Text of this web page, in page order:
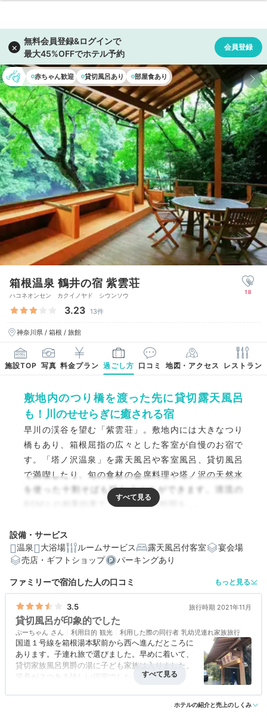
赤ちゃん歓迎 貸切風呂あり 部屋食あり
箱根温泉 鶴井の宿 紫雲荘
ハコネオンセン カクイノヤド シウンソウ
3.23 13件
神奈川県 / 箱根 / 旅館
18
施設TOP 写真 料金プラン 過ごし方 口コミ 地図・アクセス レストラン
敷地内のつり橋を渡った先に貸切露天風呂
も！川のせせらぎに癒される宿
早川の渓谷を望む「紫雲荘」。敷地内には大きなつり
橋もあり、箱根屈指の広々とした客室が自慢のお宿で
す。「塔ノ沢温泉」を露天風呂や客室風呂、貸切風呂
で満喫したり、旬の食材の会席料理や塔ノ沢の天然水
を使った十割そばも味わうことができます。清流の
BGMとの相乗効果で、深い癒しの時間を…。
編集部おすすめの３つのポイント
3世代利用もできる広々とした優雅な客室でのんびり過ご
そう
渓谷美を望む露天風呂や2種の貸切風呂で癒やしの温泉時
間
オーナー手作り！塔ノ沢の天然水を使用したこだわりの
十割そば
設備・サービス
温泉
大浴場 ルームサービス 露天風呂付客室
宴会場
売店・ギフトショップ
パーキングあり
ファミリーで宿泊した人の口コミ もっと見る
3.5 旅行時期 2021年11月
貸切風呂が印象的でした
ぷーちゃん 利用目的 観光 利用した際の同行者 乳幼児連れ家族旅行
国道１号線を箱根湯本駅前から西へ進んだところに
あります。子連れ旅で選びました。早めに着いて、
貸切家族風呂男爵の湯に子ども家族は入りました。
湯舟が２つある珍しい浴室でした。大浴場は広々し
かったです。食事はシンプルでしたが、素材の味が
アクセス 3.5 コスパ 評価なし 客室 評価なし 接客対応 評価なし
評価なし
ホテルの紹介と売上のしくみ